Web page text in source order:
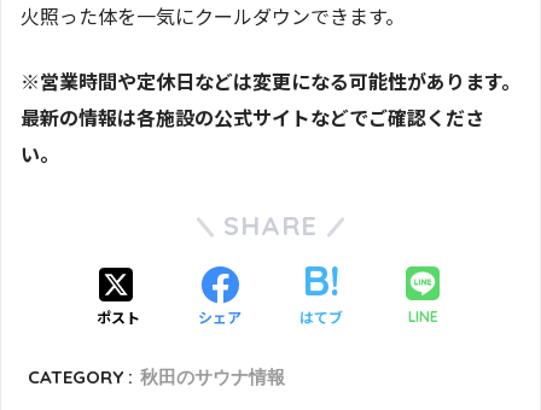
火照った体を一気にクールダウンできます。
※営業時間や定休日などは変更になる可能性があります。
最新の情報は各施設の公式サイトなどでご確認くださ
い。
SHARE
ポスト シェア はてブ LINE
CATEGORY : 秋田のサウナ情報